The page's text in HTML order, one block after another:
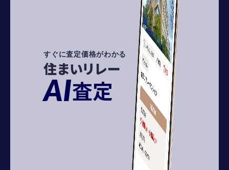
すぐに査定価格がわかる
住まいリレー
AI査定